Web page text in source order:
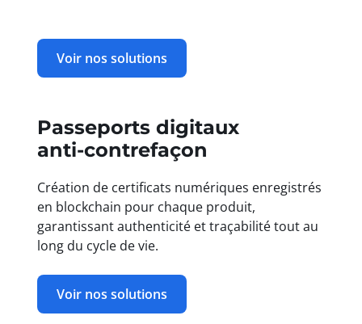
Voir nos solutions
Passeports digitaux
anti‑contrefaçon
Création de certificats numériques enregistrés
en blockchain pour chaque produit,
garantissant authenticité et traçabilité tout au
long du cycle de vie.
Voir nos solutions